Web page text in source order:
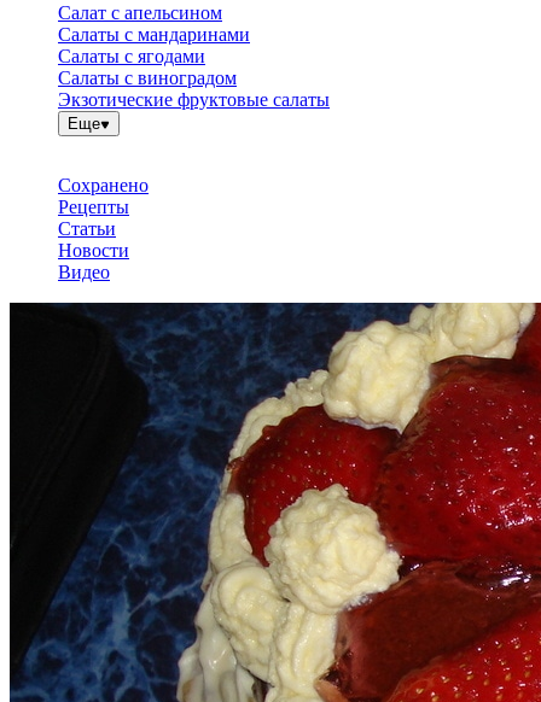
Салат с апельсином
Салаты с мандаринами
Салаты с ягодами
Салаты с виноградом
Экзотические фруктовые салаты
Еще
Сохранено
Рецепты
Статьи
Новости
Видео